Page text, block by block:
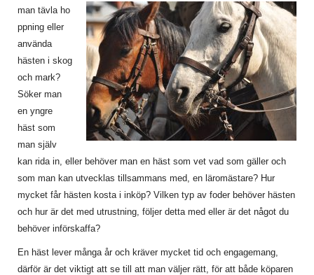
man tävla ho
ppning eller
använda
hästen i skog
och mark?
Söker man
en yngre
häst som
man själv
kan rida in, eller behöver man en häst som vet vad som gäller och
som man kan utvecklas tillsammans med, en läromästare? Hur
mycket får hästen kosta i inköp? Vilken typ av foder behöver hästen
och hur är det med utrustning, följer detta med eller är det något du
behöver införskaffa?
En häst lever många år och kräver mycket tid och engagemang,
därför är det viktigt att se till att man väljer rätt, för att både köparen